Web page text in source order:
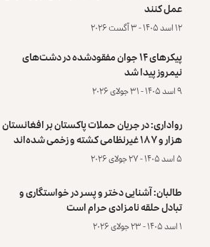
عمل کنند
۱۲ اسد ۱۴۰۵ - ۳ آگست ۲۰۲۶
پیکرهای ۱۴ جوان مفقودشده در دشت‌های
نیمروز پیدا شد
۹ اسد ۱۴۰۵ - ۳۱ جولای ۲۰۲۶
رواداری: در جریان حملات پاکستان بر افغانستان
هزار و ۱۸۷ غیرنظامی کشته و زخمی شده‌اند
۵ اسد ۱۴۰۵ - ۲۷ جولای ۲۰۲۶
طالبان: آشنایی دختر و پسر در خواستگاری و
تبادل حلقه نامزادی حرام است
۱ اسد ۱۴۰۵ - ۲۳ جولای ۲۰۲۶